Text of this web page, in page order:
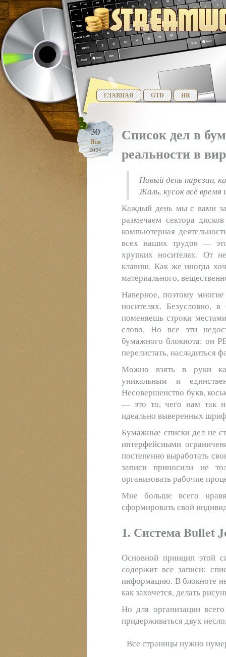
ГЛАВНАЯ GTD HR
30
Ноя
2024
Список дел в
реальности в
Новый день нарезан,
Жаль, кусок всё
Каждый день мы с вами
размечаем сектора
компьютерная
всех наших трудов —
хрупких носителях. От
клавиш. Как же иногда
материального,
Наверное, поэтому
носителях. Безусловно,
поменяешь строки
слово. Но все эти
бумажного блокнота: он
перелистать, насладиться
Можно взять в руки
уникальным и
Несовершенство букв,
— это то, чего нам так
идеально выверенных
Бумажные списки дел не
интерфейсными
постепенно выработать
записи приносили не
организовать рабочие
Мне больше всего
сформировать свой
1. Система Bullet
Основной принцип этой
содержит все записи:
информацию. В блокноте
как захочется, делать
Но для организации
придерживаться двух
Все страницы нужно